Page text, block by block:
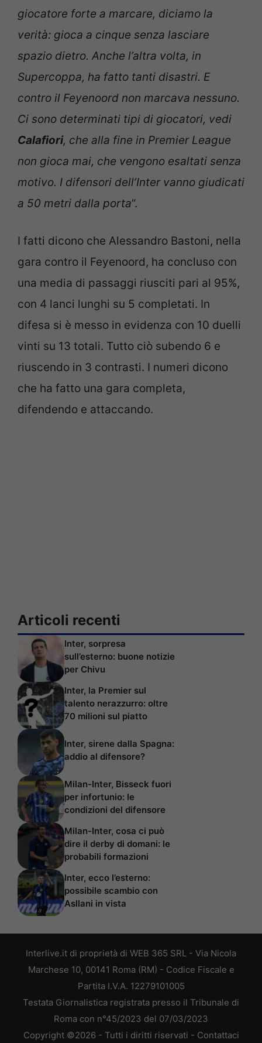
giocatore forte a marcare, diciamo la
verità: gioca a cinque senza lasciare
spazio dietro. Anche l’altra volta, in
Supercoppa, ha fatto tanti disastri. E
contro il Feyenoord non marcava nessuno.
Ci sono determinati tipi di giocatori, vedi
Calafiori, che alla fine in Premier League
non gioca mai, che vengono esaltati senza
motivo. I difensori dell’Inter vanno giudicati
a 50 metri dalla porta“.
I fatti dicono che Alessandro Bastoni, nella
gara contro il Feyenoord, ha concluso con
una media di passaggi riusciti pari al 95%,
con 4 lanci lunghi su 5 completati. In
difesa si è messo in evidenza con 10 duelli
vinti su 13 totali. Tutto ciò subendo 6 e
riuscendo in 3 contrasti. I numeri dicono
che ha fatto una gara completa,
difendendo e attaccando.
Articoli recenti
Inter, sorpresa
sull’esterno: buone notizie
per Chivu
Inter, la Premier sul
talento nerazzurro: oltre
70 milioni sul piatto
Inter, sirene dalla Spagna:
addio al difensore?
Milan-Inter, Bisseck fuori
per infortunio: le
condizioni del difensore
Milan-Inter, cosa ci può
dire il derby di domani: le
probabili formazioni
Inter, ecco l’esterno:
possibile scambio con
Asllani in vista
Interlive.it di proprietà di WEB 365 SRL - Via Nicola
Marchese 10, 00141 Roma (RM) - Codice Fiscale e
Partita I.V.A. 12279101005
Testata Giornalistica registrata presso il Tribunale di
Roma con n°45/2023 del 07/03/2023
Copyright ©2026 - Tutti i diritti riservati - Contattaci